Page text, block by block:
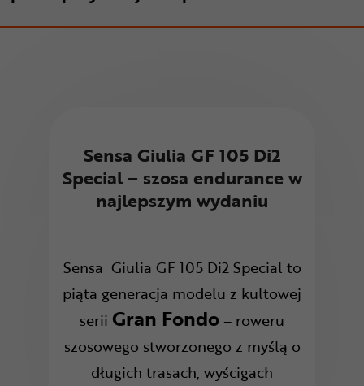
Sensa Giulia GF 105 Di2
Special – szosa endurance w
najlepszym wydaniu
Sensa Giulia GF 105 Di2 Special to
piąta generacja modelu z kultowej
serii Gran Fondo – roweru
szosowego stworzonego z myślą o
długich trasach, wyścigach